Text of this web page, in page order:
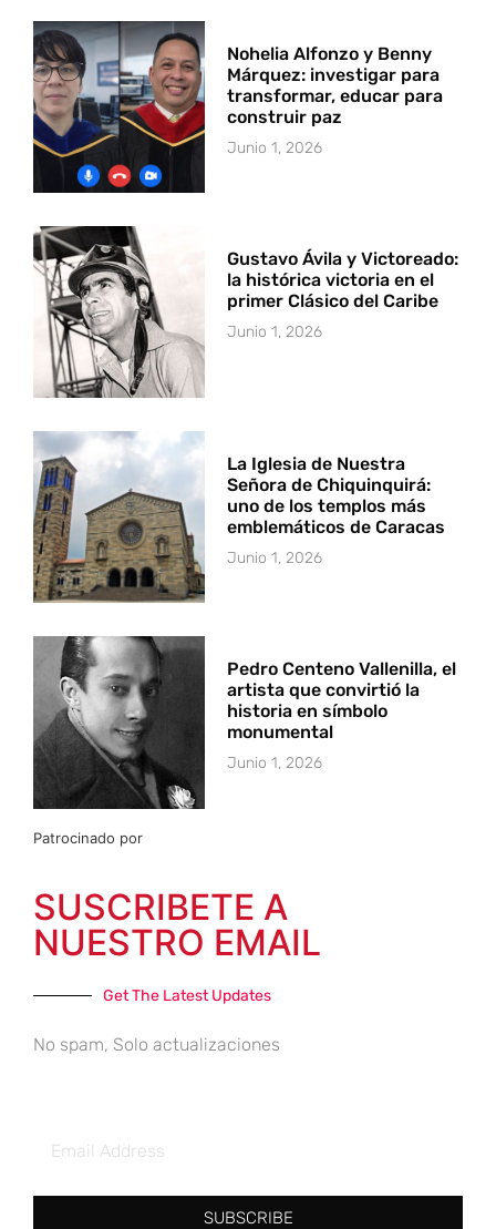
Nohelia Alfonzo y Benny
Márquez: investigar para
transformar, educar para
construir paz
Junio 1, 2026
Gustavo Ávila y Victoreado:
la histórica victoria en el
primer Clásico del Caribe
Junio 1, 2026
La Iglesia de Nuestra
Señora de Chiquinquirá:
uno de los templos más
emblemáticos de Caracas
Junio 1, 2026
Pedro Centeno Vallenilla, el
artista que convirtió la
historia en símbolo
monumental
Junio 1, 2026
Patrocinado por
SUSCRIBETE A
NUESTRO EMAIL
Get The Latest Updates
No spam, Solo actualizaciones
SUBSCRIBE